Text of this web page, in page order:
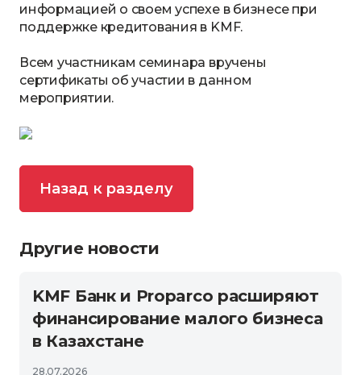
информацией о своем успехе в бизнесе при
поддержке кредитования в KMF.
Всем участникам семинара вручены
сертификаты об участии в данном
мероприятии.
Назад к разделу
Другие новости
KMF Банк и Proparco расширяют
финансирование малого бизнеса
в Казахстане
28.07.2026